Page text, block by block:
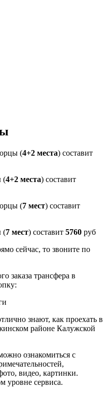
(4+2 места) составит
(4+2 места) составит
(7 мест) составит
(7 мест) составит 5760 руб
сейчас, то звоните по
заказа трансфера в
знают, как проехать в
районе Калужской
ознакомиться с
видео, картинки.
уровне сервиса.